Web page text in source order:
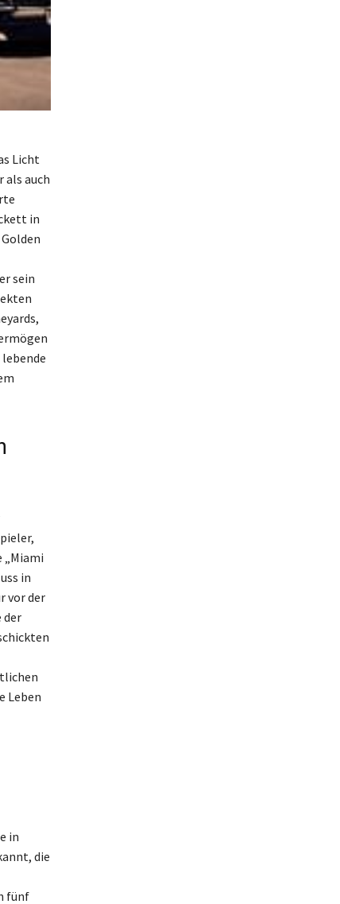
Licht
als auch
in
sein
„Miami
in
vor der
der
Leben
in
die
fünf